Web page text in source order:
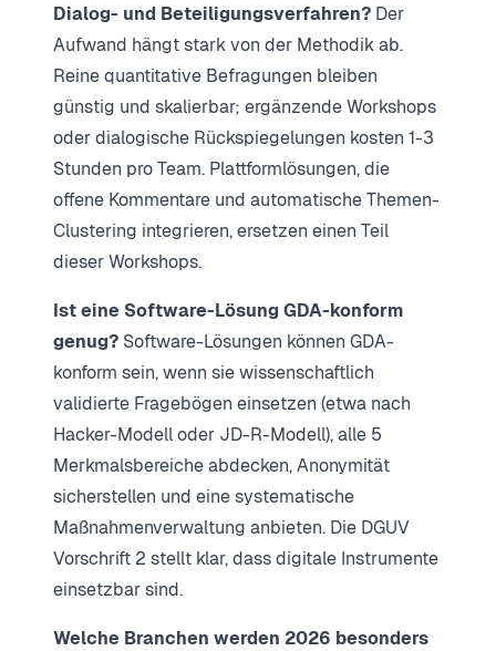
Dialog- und Beteiligungsverfahren? Der
Aufwand hängt stark von der Methodik ab.
Reine quantitative Befragungen bleiben
günstig und skalierbar; ergänzende Workshops
oder dialogische Rückspiegelungen kosten 1-3
Stunden pro Team. Plattformlösungen, die
offene Kommentare und automatische Themen-
Clustering integrieren, ersetzen einen Teil
dieser Workshops.
Ist eine Software-Lösung GDA-konform
genug? Software-Lösungen können GDA-
konform sein, wenn sie wissenschaftlich
validierte Fragebögen einsetzen (etwa nach
Hacker-Modell oder JD-R-Modell), alle 5
Merkmalsbereiche abdecken, Anonymität
sicherstellen und eine systematische
Maßnahmenverwaltung anbieten. Die DGUV
Vorschrift 2 stellt klar, dass digitale Instrumente
einsetzbar sind.
Welche Branchen werden 2026 besonders